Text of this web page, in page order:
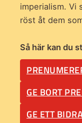
imperialism. Vi
röst åt dem
Så här kan du
GE BORT
GE ETT